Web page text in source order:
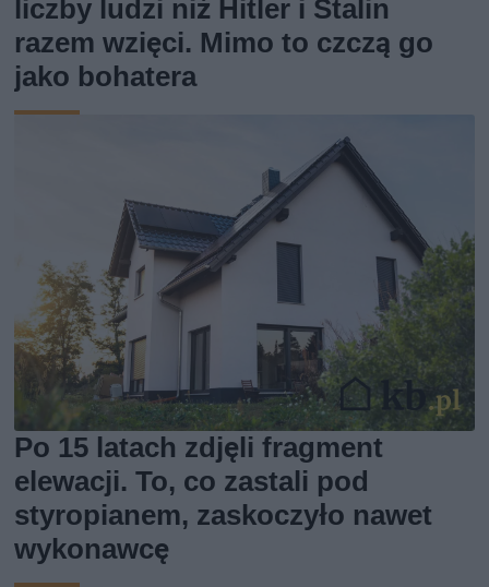
liczby ludzi niż Hitler i Stalin
razem wzięci. Mimo to czczą go
jako bohatera
Po 15 latach zdjęli fragment
elewacji. To, co zastali pod
styropianem, zaskoczyło nawet
wykonawcę